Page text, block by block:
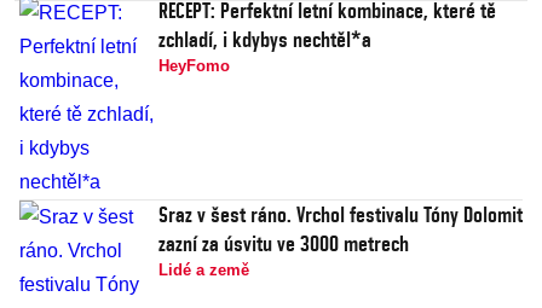
RECEPT: Perfektní letní kombinace, které tě
zchladí, i kdybys nechtěl*a
HeyFomo
Sraz v šest ráno. Vrchol festivalu Tóny Dolomit
zazní za úsvitu ve 3000 metrech
Lidé a země